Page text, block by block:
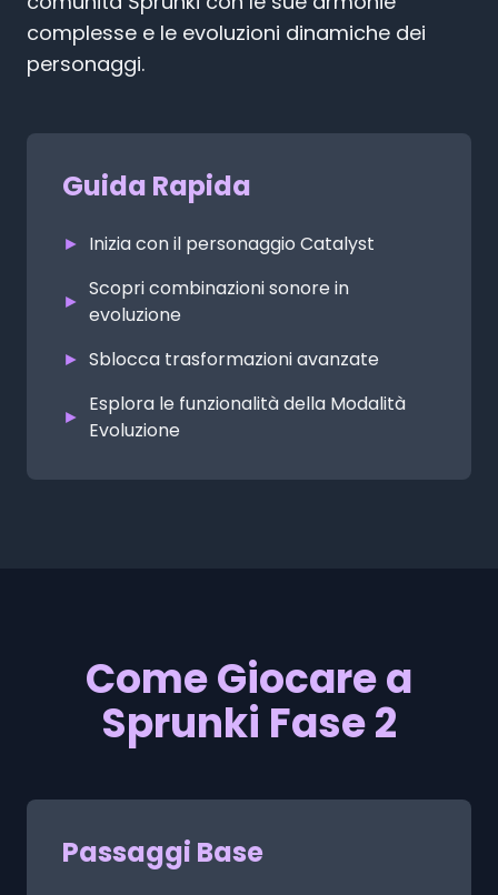
complesse e le evoluzioni dinamiche dei
personaggi.
Guida Rapida
► Inizia con il personaggio Catalyst
►
Scopri combinazioni sonore in
evoluzione
► Sblocca trasformazioni avanzate
►
Esplora le funzionalità della Modalità
Evoluzione
Come Giocare a
Sprunki Fase 2
Passaggi Base